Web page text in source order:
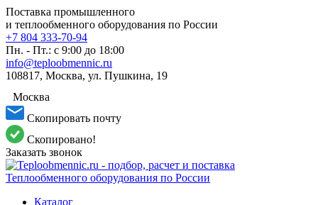
Поставка промышленного
и теплообменного оборудования по России
+7 804 333-70-94
Пн. - Пт.: с 9:00 до 18:00
info@teploobmennic.ru
108817, Москва, ул. Пушкина, 19
Москва
Скопировать почту
Скопировано!
Заказать звонок
Каталог